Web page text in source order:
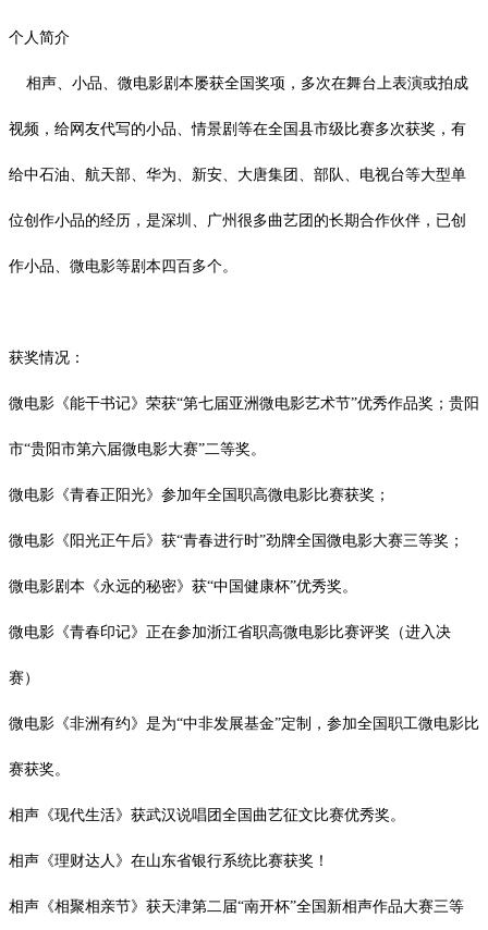
个人简介
相声、小品、微电影剧本屡获全国奖项，多次在舞台上表演或拍成
视频，给网友代写的小品、情景剧等在全国县市级比赛多次获奖，有
给中石油、航天部、华为、新安、大唐集团、部队、电视台等大型单
位创作小品的经历，是深圳、广州很多曲艺团的长期合作伙伴，已创
作小品、微电影等剧本四百多个。
获奖情况：
微电影《能干书记》荣获“第七届亚洲微电影艺术节”优秀作品奖；贵阳
市“贵阳市第六届微电影大赛”二等奖。
微电影《青春正阳光》参加年全国职高微电影比赛获奖；
微电影《阳光正午后》获“青春进行时”劲牌全国微电影大赛三等奖；
微电影剧本《永远的秘密》获“中国健康杯”优秀奖。
微电影《青春印记》正在参加浙江省职高微电影比赛评奖（进入决
赛）
微电影《非洲有约》是为“中非发展基金”定制，参加全国职工微电影比
赛获奖。
相声《现代生活》获武汉说唱团全国曲艺征文比赛优秀奖。
相声《理财达人》在山东省银行系统比赛获奖！
相声《相聚相亲节》获天津第二届“南开杯”全国新相声作品大赛三等